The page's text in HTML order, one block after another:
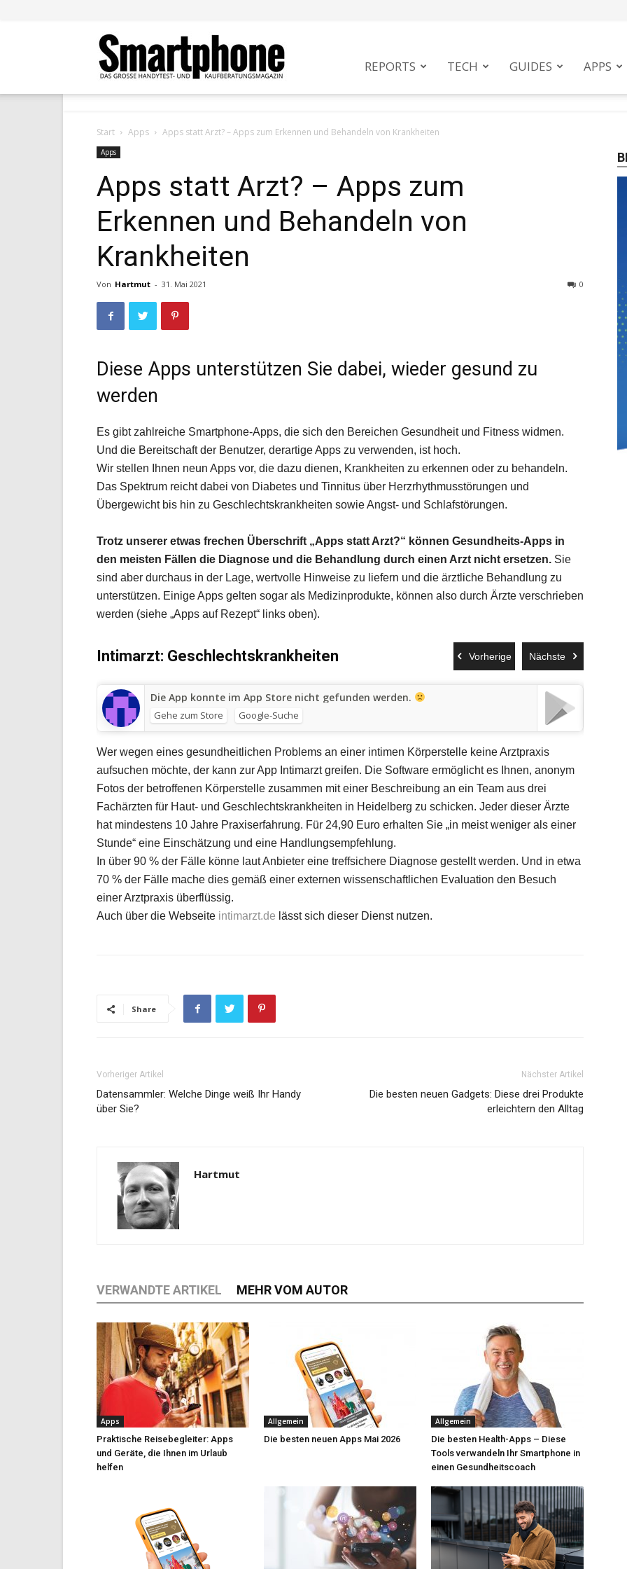
REPORTS TECH GUIDES APPS
Start Apps Apps statt Arzt? – Apps zum Erkennen und Behandeln von Krankheiten
Apps
Apps statt Arzt? – Apps zum
Erkennen und Behandeln von
Krankheiten
Von Hartmut - 31. Mai 2021 0
Diese Apps unterstützen Sie dabei, wieder gesund zu
werden
Es gibt zahlreiche Smartphone-­Apps, die sich den Bereichen Gesundheit und Fitness widmen.
Und die Bereitschaft der Benutzer, derartige Apps zu verwenden, ist hoch.
Wir stellen Ihnen neun Apps vor, die dazu dienen, Krankheiten zu erkennen oder zu behandeln.
Das Spektrum reicht dabei von Diabetes und Tinnitus über Herzrhythmusstörungen und
Übergewicht bis hin zu Geschlechtskrankheiten sowie Angst- und Schlafstörungen.
Trotz unserer etwas frechen Überschrift „Apps statt Arzt?“ können Gesundheits-Apps in
den meisten Fällen die Diagnose und die Behandlung durch einen Arzt nicht ersetzen. Sie
sind aber durchaus in der Lage, wertvolle Hinweise zu liefern und die ärztliche Behandlung zu
unterstützen. Einige Apps gelten sogar als Medizinprodukte, können also durch Ärzte verschrieben
werden (siehe „Apps auf Rezept“ links oben).
Vorherige Nächste
Intimarzt: Geschlechtskrankheiten
Die App konnte im App Store nicht gefunden werden.
Gehe zum Store Google-Suche
Wer wegen eines gesundheitlichen Problems an einer intimen Körperstelle keine Arztpraxis
aufsuchen möchte, der kann zur App Intimarzt greifen. Die Software ermöglicht es Ihnen, anonym
Fotos der betroffenen Körperstelle zusammen mit einer Beschreibung an ein Team aus drei
Fachärzten für Haut- und Geschlechtskrankheiten in Heidelberg zu schicken. Jeder dieser Ärzte
hat mindestens 10 Jahre Praxiserfahrung. Für 24,90 Euro erhalten Sie „in meist weniger als einer
Stunde“ eine Einschätzung und eine Handlungsempfehlung.
In über 90 % der Fälle könne laut Anbieter eine treffsichere Diagnose gestellt werden. Und in etwa
70 % der Fälle mache dies gemäß einer externen wissenschaftlichen Evaluation den Besuch
einer Arztpraxis überflüssig.
Auch über die Webseite intimarzt.de lässt sich dieser Dienst nutzen.
Share
Vorheriger Artikel
Datensammler: Welche Dinge weiß Ihr Handy
über Sie?
Nächster Artikel
Die besten neuen Gadgets: Diese drei Produkte
erleichtern den Alltag
Hartmut
VERWANDTE ARTIKEL MEHR VOM AUTOR
Apps
Praktische Reisebegleiter: Apps
und Geräte, die Ihnen im Urlaub
helfen
Allgemein
Die besten neuen Apps Mai 2026
Allgemein
Die besten Health-Apps – Diese
Tools verwandeln Ihr Smartphone in
einen Gesundheitscoach